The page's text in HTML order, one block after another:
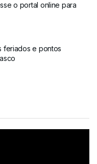
o portal online para
feriados e pontos